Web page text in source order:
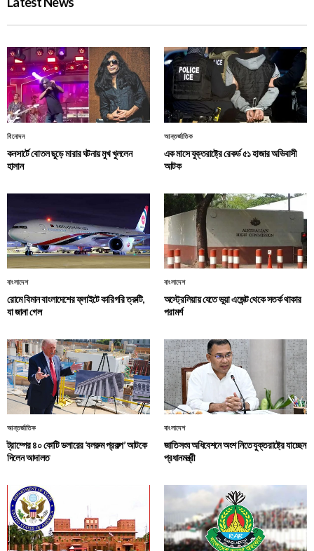
বিনোদন
কনসার্টে বোতল ছুড়ে মারার ঘটনায় মুখ খুললেন
হাসান
আন্তর্জাতিক
এক মাসে যুক্তরাষ্ট্রে রেকর্ড ৫১ হাজার অভিবাসী
আটক
বাংলাদেশ
রোমে বিমান বাংলাদেশের ফ্লাইটে কারিগরি ত্রুটি,
যা জানা গেল
বাংলাদেশ
অস্ট্রেলিয়ায় যেতে ভুয়া এজেন্ট থেকে সতর্ক থাকার
পরামর্শ
আন্তর্জাতিক
ট্রাম্পের ৪০ কোটি ডলারের ‘বলরুম প্রকল্প’ আটকে
দিলেন আদালত
বাংলাদেশ
জাতিসংঘ অধিবেশনে অংশ নিতে যুক্তরাষ্ট্রে যাচ্ছেন
প্রধানমন্ত্রী